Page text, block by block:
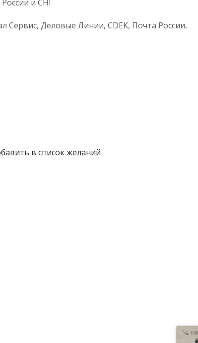
и СНГ
Сервис, Деловые Линии, CDEK, Почта России,
в список желаний